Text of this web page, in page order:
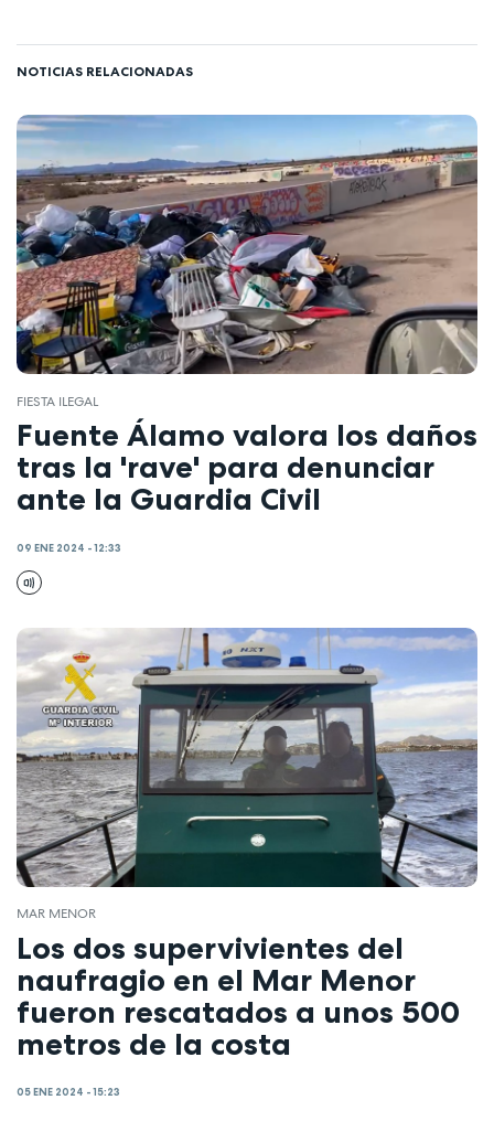
NOTICIAS RELACIONADAS
FIESTA ILEGAL
Fuente Álamo valora los daños
tras la 'rave' para denunciar
ante la Guardia Civil
09 ENE 2024 - 12:33
MAR MENOR
Los dos supervivientes del
naufragio en el Mar Menor
fueron rescatados a unos 500
metros de la costa
05 ENE 2024 - 15:23